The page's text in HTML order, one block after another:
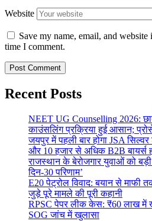
Website
Save my name, email, and
time I comment.
Recent Posts
NEET UG Counselling 2026:
काउंसलिंग प्रक्रिया हुई आसान;
जयपुर में पहली बार होगा JSA सिल्वर
और 10 हजार से अधिक B2B बायर्स
राजस्थान के बेरोजगार युवाओं को
दिन-30 परिणाम’
E20 पेट्रोल विवाद: बयान से माफी
जुड़े पूरे मामले की पूरी कहानी
RPSC पेपर लीक केस: ₹60 लाख में
SOG जांच में खुलासा